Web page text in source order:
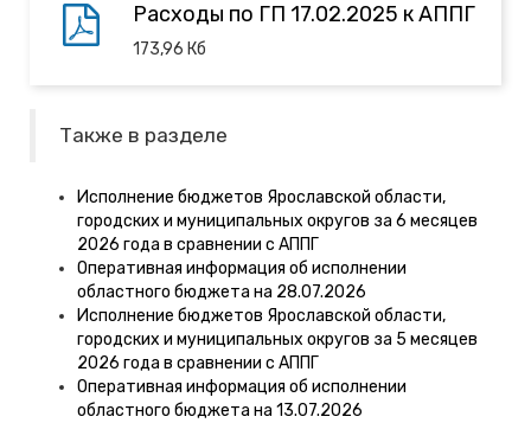
Расходы по ГП 17.02.2025 к АППГ
173,96 Кб
Также в разделе
Исполнение бюджетов Ярославской области,
городских и муниципальных округов за 6 месяцев
2026 года в сравнении с АППГ
Оперативная информация об исполнении
областного бюджета на 28.07.2026
Исполнение бюджетов Ярославской области,
городских и муниципальных округов за 5 месяцев
2026 года в сравнении с АППГ
Оперативная информация об исполнении
областного бюджета на 13.07.2026